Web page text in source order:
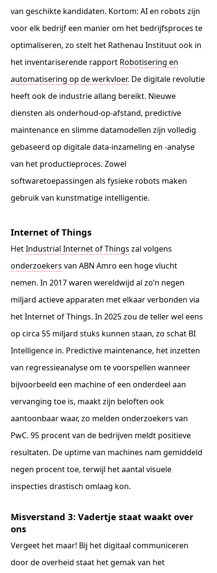
van geschikte kandidaten. Kortom: AI en robots zijn
voor elk bedrijf een manier om het bedrijfsproces te
optimaliseren, zo stelt het Rathenau Instituut ook in
het inventariserende rapport Robotisering en
automatisering op de werkvloer. De digitale revolutie
heeft ook de industrie allang bereikt. Nieuwe
diensten als onderhoud-op-afstand, predictive
maintenance en slimme datamodellen zijn volledig
gebaseerd op digitale data-inzameling en -analyse
van het productieproces. Zowel
softwaretoepassingen als fysieke robots maken
gebruik van kunstmatige intelligentie.
Internet of Things
HetIndustrial Internet of Things zal volgens
onderzoekers van ABN Amro een hoge vlucht
nemen. In 2017 waren wereldwijd al zo’n negen
miljard actieve apparaten met elkaar verbonden via
het Internet of Things. In 2025 zou de teller wel eens
op circa 55 miljard stuks kunnen staan, zo schat BI
Intelligence in. Predictive maintenance, het inzetten
van regressieanalyse om te voorspellen wanneer
bijvoorbeeld een machine of een onderdeel aan
vervanging toe is, maakt zijn beloften ook
aantoonbaar waar, zo melden onderzoekers van
PwC. 95 procent van de bedrijven meldt positieve
resultaten. De uptime van machines nam gemiddeld
negen procent toe, terwijl het aantal visuele
inspecties drastisch omlaag kon.
Misverstand 3: Vadertje staat waakt over
ons
Vergeet het maar! Bij het digitaal communiceren
door de overheid staat het gemak van het